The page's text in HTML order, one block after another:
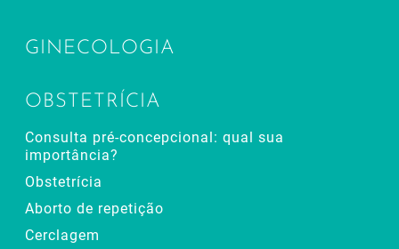
GINECOLOGIA
OBSTETRÍCIA
Consulta pré-concepcional: qual sua
importância?
Obstetrícia
Aborto de repetição
Cerclagem